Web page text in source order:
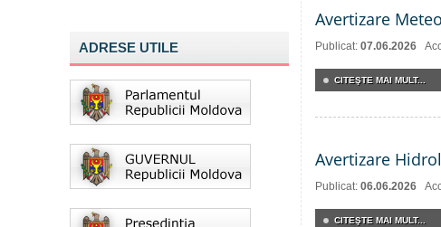
ADRESE UTILE
Avertizare
Publicat: 07.06.2026
CITEŞTE MAI MULT...
Avertizare
Publicat: 06.06.2026
CITEŞTE MAI MULT...